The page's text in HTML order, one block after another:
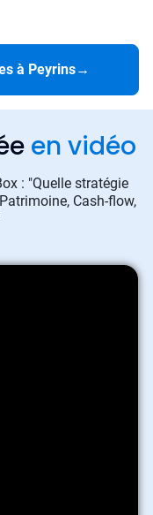
à Peyrins→
en vidéo
: "Quelle stratégie
Cash-flow,